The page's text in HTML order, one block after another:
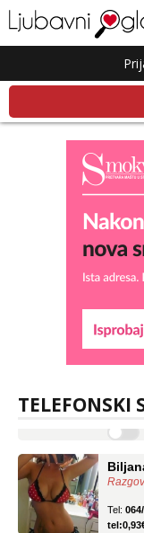
TELEFONSKI
Liliana